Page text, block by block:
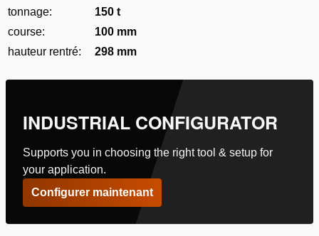
tonnage:
150 t
course:
100 mm
hauteur rentré:
298 mm
INDUSTRIAL CONFIGURATOR
Supports you in choosing the right tool & setup for
your application.
Configurer maintenant